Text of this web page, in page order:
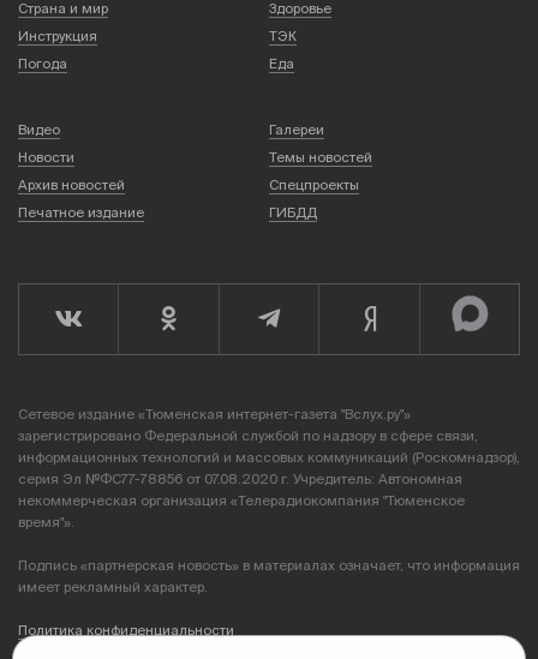
Страна и мир
Здоровье
Инструкция
ТЭК
Погода
Еда
Видео
Галереи
Новости
Темы новостей
Архив новостей
Спецпроекты
Печатное издание
ГИБДД
Сетевое издание «Тюменская интернет-газета "Вслух.ру"»
зарегистрировано Федеральной службой по надзору в сфере связи,
информационных технологий и массовых коммуникаций (Роскомнадзор),
серия Эл №ФС77-78856 от 07.08.2020 г. Учредитель: Автономная
некоммерческая организация «Телерадиокомпания "Тюменское
время"».
Подпись «партнерская новость» в материалах означает, что информация
имеет рекламный характер.
Политика конфиденциальности